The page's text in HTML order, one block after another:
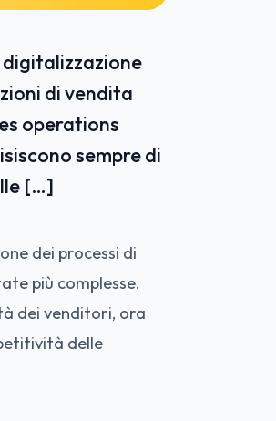
di vendita
operations
sempre di
[…]
dei processi di
più complesse.
dei venditori, ora
delle